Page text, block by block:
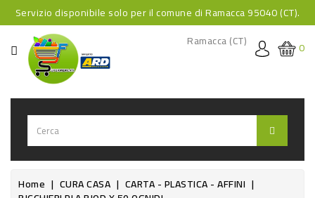
Servizio disponibile solo per il comune di Ramacca 95040 (CT).
CATEGORIA
HOME
BEVANDE
BEVANDE
ANALCOLICHE
0
Ramacca (CT)
Home CURA CASA CARTA - PLASTICA - AFFINI